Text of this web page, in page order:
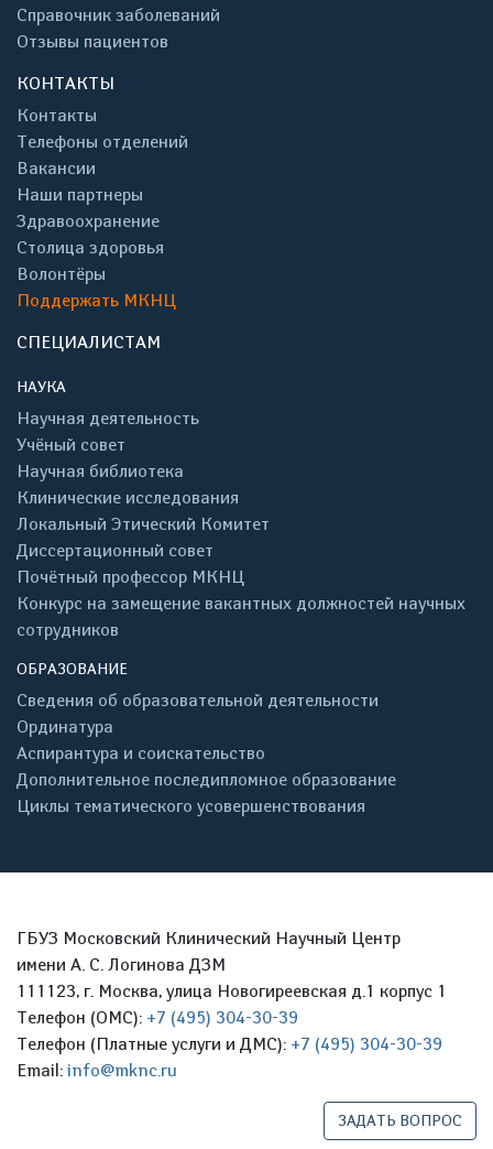
Справочник заболеваний
Отзывы пациентов
КОНТАКТЫ
Контакты
Телефоны отделений
Вакансии
Наши партнеры
Здравоохранение
Столица здоровья
Волонтёры
Поддержать МКНЦ
СПЕЦИАЛИСТАМ
НАУКА
Научная деятельность
Учёный совет
Научная библиотека
Клинические исследования
Локальный Этический Комитет
Диссертационный совет
Почётный профессор МКНЦ
Конкурс на замещение вакантных должностей научных
сотрудников
ОБРАЗОВАНИЕ
Сведения об образовательной деятельности
Ординатура
Аспирантура и соискательство
Дополнительное последипломное образование
Циклы тематического усовершенствования
ГБУЗ Московский Клинический Научный Центр
имени А. С. Логинова ДЗМ
111123, г. Москва, улица Новогиреевская д.1 корпус 1
Телефон (ОМС): +7 (495) 304-30-39
Телефон (Платные услуги и ДМС): +7 (495) 304-30-39
Email: info@mknc.ru
ЗАДАТЬ ВОПРОС